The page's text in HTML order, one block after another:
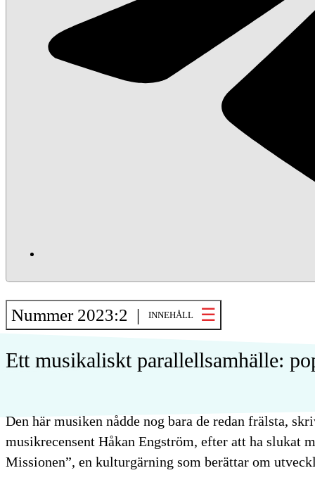
Nummer 2023:2 | INNEHÅLL
Ett musikaliskt parallellsamhälle:
Den här musiken nådde nog bara de redan frälsta,
musikrecensent Håkan Engström, efter att ha slukat
Missionen”, en kulturgärning som berättar om